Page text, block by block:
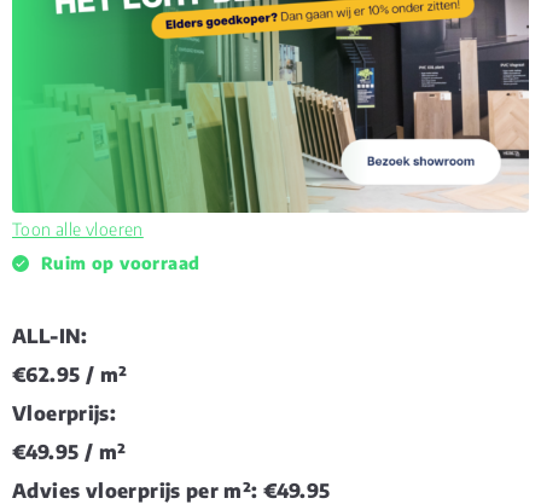
Toon alle vloeren
Ruim op voorraad
ALL-IN:
€62.95 / m²
Vloerprijs:
€49.95 / m²
Advies vloerprijs per m²: €49.95